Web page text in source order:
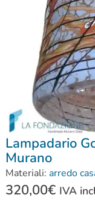
Lampadario
Murano
Materiali: arredo
320,00€ IVA